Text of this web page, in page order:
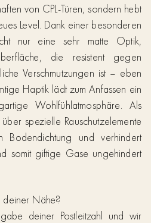
von CPL-Türen, sondern hebt
Level. Dank einer besonderen
nur eine sehr matte Optik,
die resistent gegen
Verschmutzungen ist – eben
Haptik lädt zum Anfassen ein
Wohlfühlatmosphäre. Als
spezielle Rauschutzelemente
Bodendichtung und verhindert
somit giftige Gase ungehindert
deiner Nähe?
deiner Postleitzahl und wir